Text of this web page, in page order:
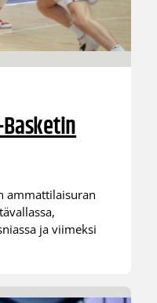
ammattilaisuran
ja viimeksi